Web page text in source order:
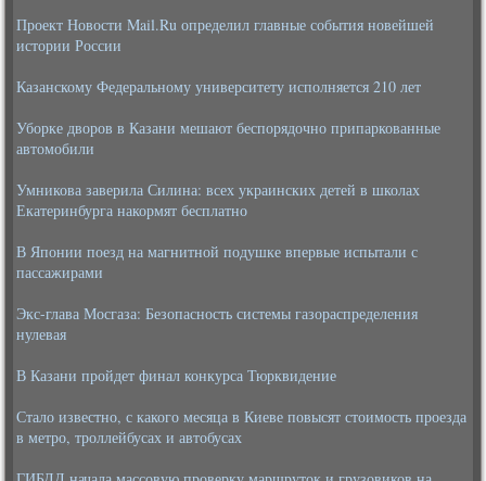
Проект Новости Mail.Ru определил главные события новейшей
истории России
Казанскому Федеральному университету исполняется 210 лет
Уборке дворов в Казани мешают беспорядочно припаркованные
автомобили
Умникова заверила Силина: всех украинских детей в школах
Екатеринбурга накормят бесплатно
В Японии поезд на магнитной подушке впервые испытали с
пассажирами
Экс-глава Мосгаза: Безопасность системы газораспределения
нулевая
В Казани пройдет финал конкурса Тюрквидение
Стало известно, с какого месяца в Киеве повысят стоимость проезда
в метро, троллейбусах и автобусах